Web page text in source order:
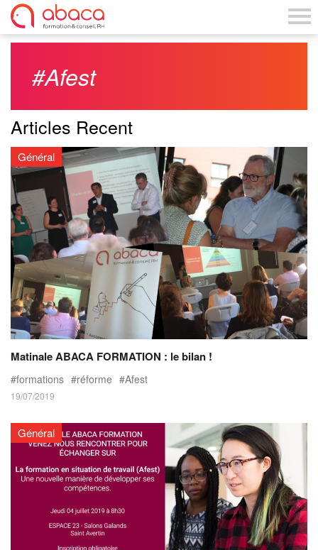
#Afest
Articles Recent
Général
Matinale ABACA FORMATION : le bilan !
formations réforme Afest
19/07/2019
Général